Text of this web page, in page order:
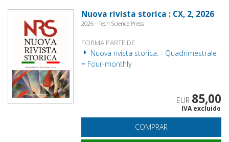
Nuova rivista storica : CX, 2, 2026
2026 - Tech Science Press
FORMA PARTE DE
Nuova rivista storica. - Quadrimestrale
= Four-monthly
EUR 85,00
IVA excluido
COMPRAR